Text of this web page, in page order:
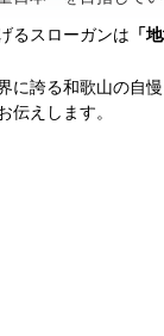
るスローガンは 「
に誇る和歌山の自
伝えします。